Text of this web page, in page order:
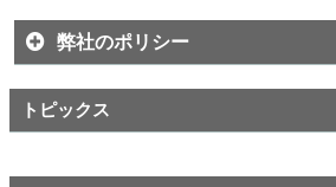
弊社のポリシー
トピックス